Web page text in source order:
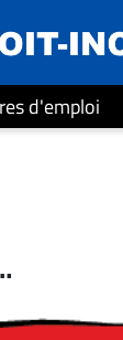
d'emploi